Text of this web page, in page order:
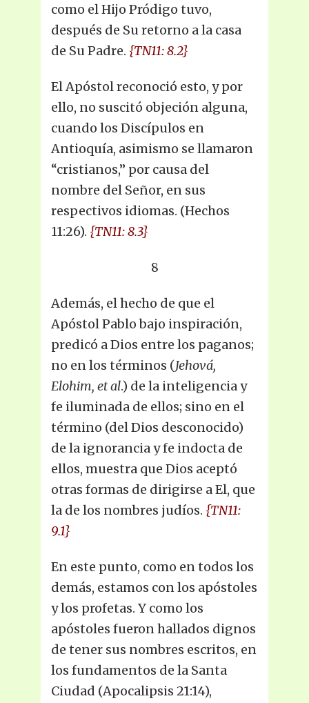
como el Hijo Pródigo tuvo,
después de Su retorno a la casa
de Su Padre. {TN11: 8.2}
El Apóstol reconoció esto, y por
ello, no suscitó objeción alguna,
cuando los Discípulos en
Antioquía, asimismo se llamaron
“cristianos,” por causa del
nombre del Señor, en sus
respectivos idiomas. (Hechos
11:26). {TN11: 8.3}
8
Además, el hecho de que el
Apóstol Pablo bajo inspiración,
predicó a Dios entre los paganos;
no en los términos (Jehová,
Elohim, et al.) de la inteligencia y
fe iluminada de ellos; sino en el
término (del Dios desconocido)
de la ignorancia y fe indocta de
ellos, muestra que Dios aceptó
otras formas de dirigirse a El, que
la de los nombres judíos. {TN11:
9.1}
En este punto, como en todos los
demás, estamos con los apóstoles
y los profetas. Y como los
apóstoles fueron hallados dignos
de tener sus nombres escritos, en
los fundamentos de la Santa
Ciudad (Apocalipsis 21:14),